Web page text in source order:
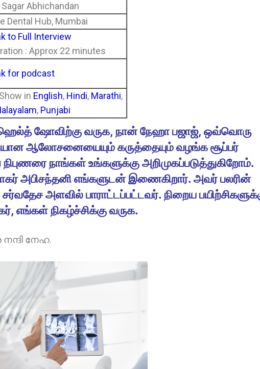
Sagar Abhichandan
Dental Hub, Mumbai
to Full Interview
: Approx 22 minutes
for podcast
in English, Hindi, Marathi,
, Punjabi
ஷோவிற்கு வருக, நான் நேஹா பஜாஜ், ஒவ்வொரு
ஆலோசனையையும் கருத்தையும் வழங்க சூப்பர்
நாங்கள் உங்களுக்கு அறிமுகப்படுத்துகிறோம்.
அபிசந்தனி எங்களுடன் இணைகிறார். அவர் பலரின்
அளவில் பாராட்டப்பட்டவர். நிறைய
எங்கள் நிகழ்ச்சிக்கு வருக.
നേഹ.